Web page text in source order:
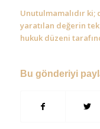
Unutulmamalıdır
yaratılan değerin
hukuk düzeni
Bu gönderiyi